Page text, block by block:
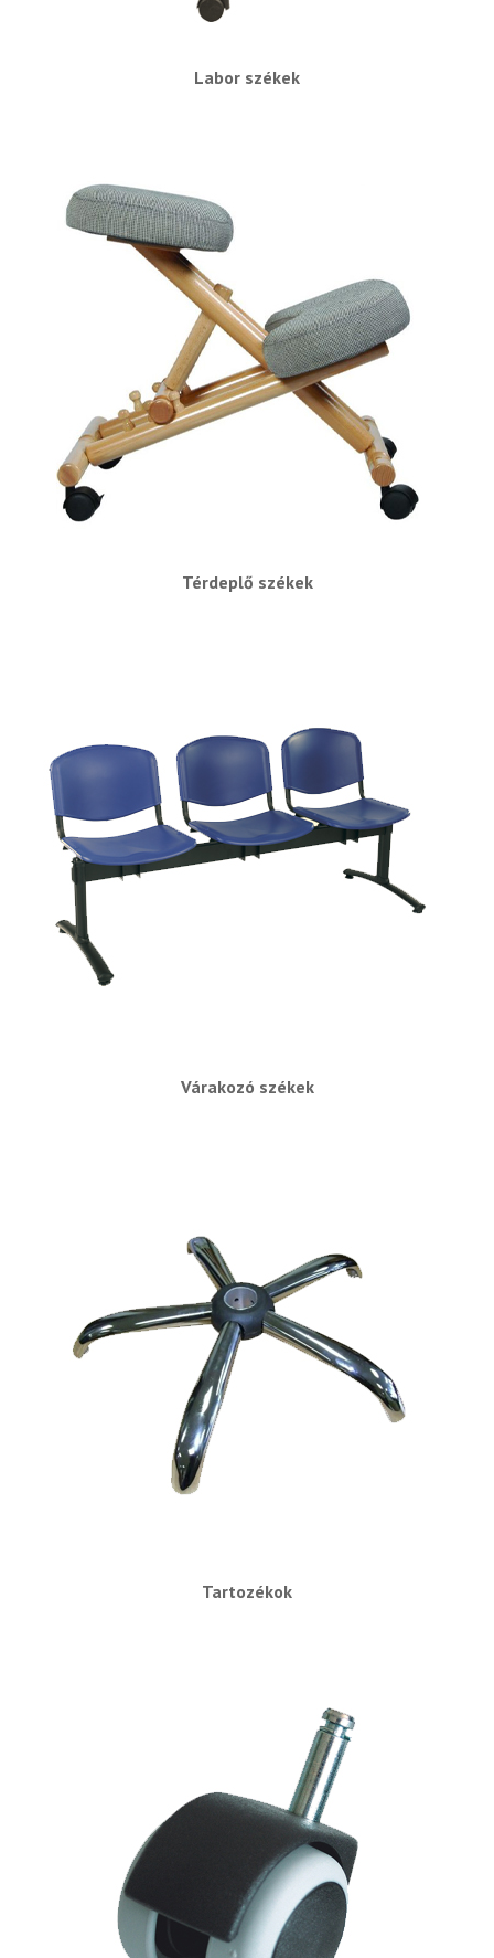
Labor székek
Térdeplő székek
Várakozó székek
Tartozékok